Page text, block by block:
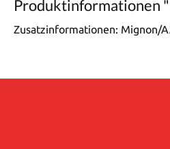
Produktinformationen
Zusatzinformationen: Mignon/